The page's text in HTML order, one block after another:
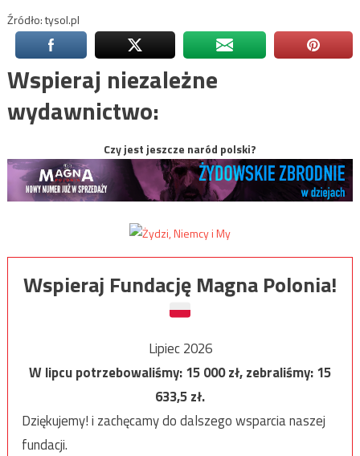
Źródło: tysol.pl
Wspieraj niezależne
wydawnictwo:
Czy jest jeszcze naród polski?
Wspieraj Fundację Magna Polonia!
Lipiec 2026
W lipcu potrzebowaliśmy:15 000zł, zebraliśmy:15
633,5zł.
Dziękujemy! i zachęcamy do dalszego wsparcia naszej
fundacji.